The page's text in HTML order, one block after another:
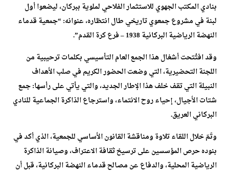
بنادي المكتب الجهوي للاستثمار الفلاحي لملوية ببركان، ليضعوا أول
لبنة في مشروع جمعوي تاريخي طال انتظاره، عنوانه: “جمعية قدماء
النهضة الرياضية البركانية 1938 – فرع كرة القدم”.
وقد افتُتحت أشغال هذا الجمع العام التأسيسي بكلمات ترحيبية من
اللجنة التحضيرية، التي وضعت الحضور الكريم في صلب الأهداف
النبيلة التي تقف خلف هذا الإطار الجديد، والتي يأتي على رأسها: جمع
شتات الأجيال، إحياء روح الانتماء، واسترجاع الذاكرة الجماعية للنادي
البركاني العريق.
وتَمّ خلال اللقاء تلاوة ومناقشة القانون الأساسي للجمعية، الذي أكد في
بنوده حرص المؤسسين على ترسيخ ثقافة الاعتراف، وصيانة الذاكرة
الرياضية المحلية، والدفاع عن مصالح قدماء النهضة البركانية، قبل أن